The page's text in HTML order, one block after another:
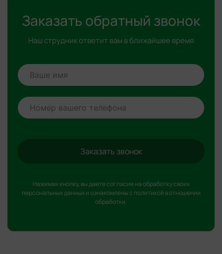
Заказать обратный звонок
Наш струдник ответит вам в ближайшее время
Заказать звонок
Нажимая кнопку, вы даете согласие на обработкусвоих
персональных данныхи ознакомлены с политикой в отношении
обработки.